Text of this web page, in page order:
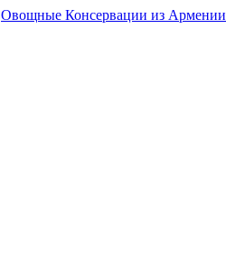
Овощные Консервации из Армении